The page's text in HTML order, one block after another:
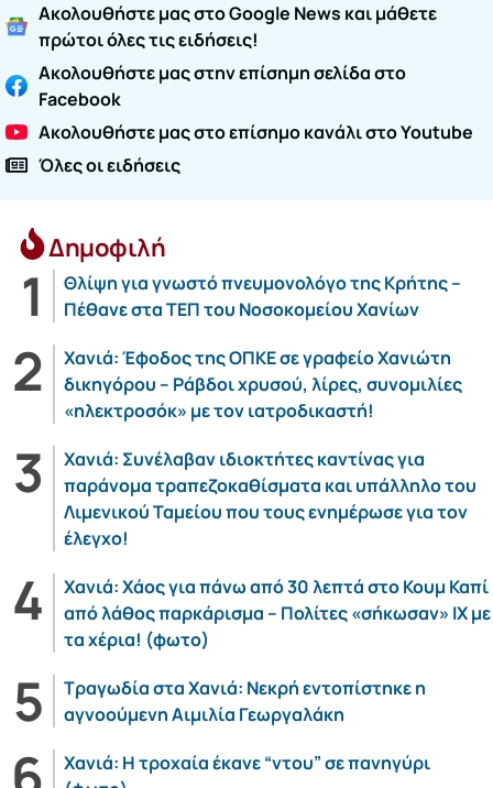
Ακολουθήστε μας στο Google News και μάθετε
πρώτοι όλες τις ειδήσεις!
Ακολουθήστε μας στην επίσημη σελίδα στο
Facebook
Ακολουθήστε μας στο επίσημο κανάλι στο Youtube
Όλες οι ειδήσεις
Δημοφιλή
Θλίψη για γνωστό πνευμονολόγο της Κρήτης –
Πέθανε στα ΤΕΠ του Νοσοκομείου Χανίων
Χανιά: Έφοδος της ΟΠΚΕ σε γραφείο Χανιώτη
δικηγόρου – Ράβδοι χρυσού, λίρες, συνομιλίες
«ηλεκτροσόκ» με τον ιατροδικαστή!
Χανιά: Συνέλαβαν ιδιοκτήτες καντίνας για
παράνομα τραπεζοκαθίσματα και υπάλληλο του
Λιμενικού Ταμείου που τους ενημέρωσε για τον
έλεγχο!
Χανιά: Χάος για πάνω από 30 λεπτά στο Κουμ Καπί
από λάθος παρκάρισμα – Πολίτες «σήκωσαν» ΙΧ με
τα χέρια! (φωτο)
Τραγωδία στα Χανιά: Νεκρή εντοπίστηκε η
αγνοούμενη Αιμιλία Γεωργαλάκη
Χανιά: Η τροχαία έκανε “ντου” σε πανηγύρι